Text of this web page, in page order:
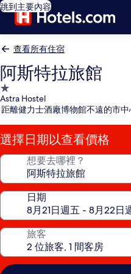
跳到主要內容
查看所有住宿
阿斯特拉旅館
1.0
星
級
住
宿
Astra Hostel
距離健力士酒廠博物館不遠的市
選擇日期以查看價格
想要去哪裡？
日期
旅客